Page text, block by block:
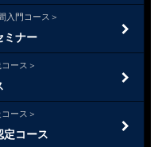
入門コース＞
ミナー
ース＞
ース＞
定コース